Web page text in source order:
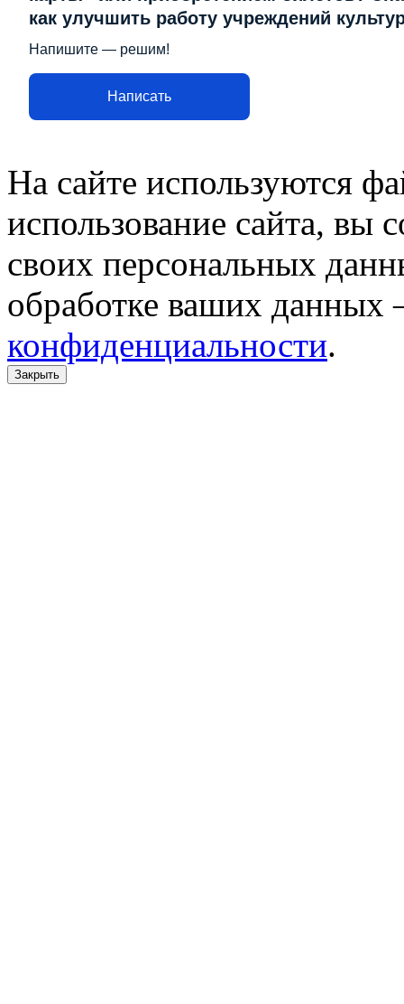
как улучшить работу учреждений
Напишите — решим!
Написать
На сайте используются
использование сайта, вы
своих персональных
обработке ваших данных
конфиденциальности.
Закрыть